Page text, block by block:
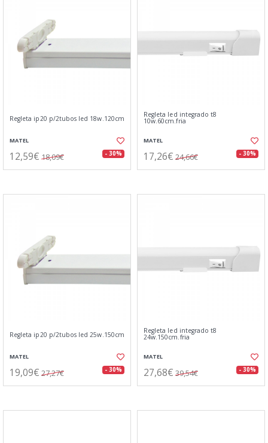
Regleta ip20 p/2tubos led 18w.120cm
MATEL
12,59€ 18,09€ - 30%
Regleta led integrado t8
10w.60cm.fria
MATEL
17,26€ 24,66€ - 30%
Regleta ip20 p/2tubos led 25w.150cm
MATEL
19,09€ 27,27€ - 30%
Regleta led integrado t8
24w.150cm.fria
MATEL
27,68€ 39,54€ - 30%